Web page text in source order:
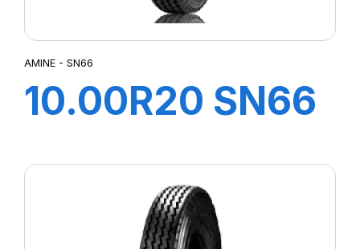
AMINE - SN66
10.00R20 SN66